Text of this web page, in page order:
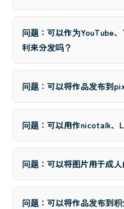
问题：可以作为YouTube
利来分发吗？
问题：可以将作品发布到
问题：可以用作nicotalk、
问题：可以将图片用于成人
问题：可以将作品发布到积